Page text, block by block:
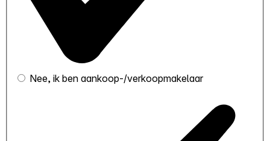
Nee, ik ben aankoop-/verkoopmakelaar